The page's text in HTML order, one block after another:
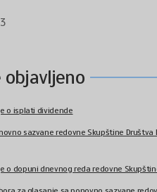
objavljeno
o isplati dividende
sazvane redovne Skupštine Društva
o dopuni dnevnog reda redovne